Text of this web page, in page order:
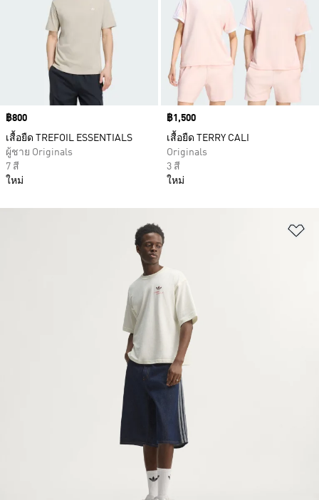
Price
฿800
เสื้อยืด TREFOIL ESSENTIALS
ผู้ชาย Originals
7 สี
ใหม่
Price
฿1,500
เสื้อยืด TERRY CALI
Originals
3 สี
ใหม่